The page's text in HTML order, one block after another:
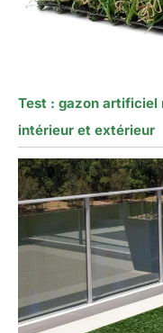
Test : gazon artificiel
intérieur et extérieur